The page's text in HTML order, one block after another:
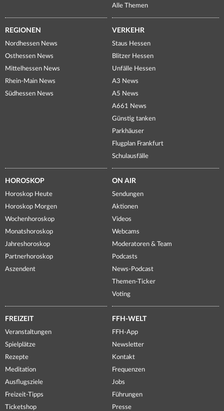
Alle Themen
REGIONEN
Nordhessen News
Osthessen News
Mittelhessen News
Rhein-Main News
Südhessen News
VERKEHR
Staus Hessen
Blitzer Hessen
Unfälle Hessen
A3 News
A5 News
A661 News
Günstig tanken
Parkhäuser
Flugplan Frankfurt
Schulausfälle
HOROSKOP
Horoskop Heute
Horoskop Morgen
Wochenhoroskop
Monatshoroskop
Jahreshoroskop
Partnerhoroskop
Aszendent
ON AIR
Sendungen
Aktionen
Videos
Webcams
Moderatoren & Team
Podcasts
News-Podcast
Themen-Ticker
Voting
FREIZEIT
Veranstaltungen
Spielplätze
Rezepte
Meditation
Ausflugsziele
Freizeit-Tipps
Ticketshop
FFH-WELT
FFH-App
Newsletter
Kontakt
Frequenzen
Jobs
Führungen
Presse